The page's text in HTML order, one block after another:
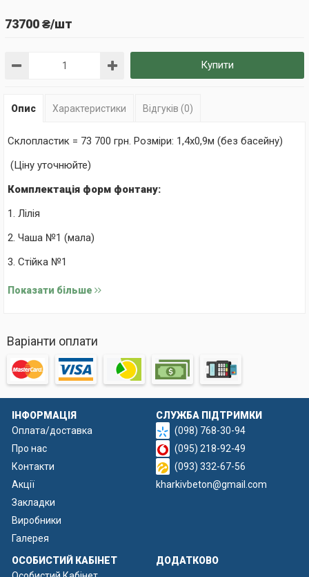
73700 ₴/шт
Купити
Опис Характеристики Відгуків (0)
Склопластик = 73 700 грн. Розміри: 1,4х0,9м (без басейну)
(Ціну уточнюйте)
Комплектація форм фонтану:
1. Лілія
2. Чаша №1 (мала)
3. Cтійка №1
4. Насосна станція (віденський)
6. Ніжка "Барокко"
Показати більше
Варіанти оплати
ІНФОРМАЦІЯ
Оплата/доставка
Про нас
Контакти
Акції
Закладки
Виробники
Галерея
СЛУЖБА ПІДТРИМКИ
(098) 768-30-94
(095) 218-92-49
(093) 332-67-56
kharkivbeton@gmail.com
ОСОБИСТИЙ КАБІНЕТ
ДОДАТКОВО